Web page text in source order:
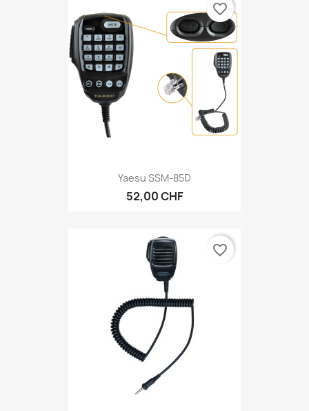
Yaesu SSM-85D
52,00 CHF
favorite_border
favorite_border